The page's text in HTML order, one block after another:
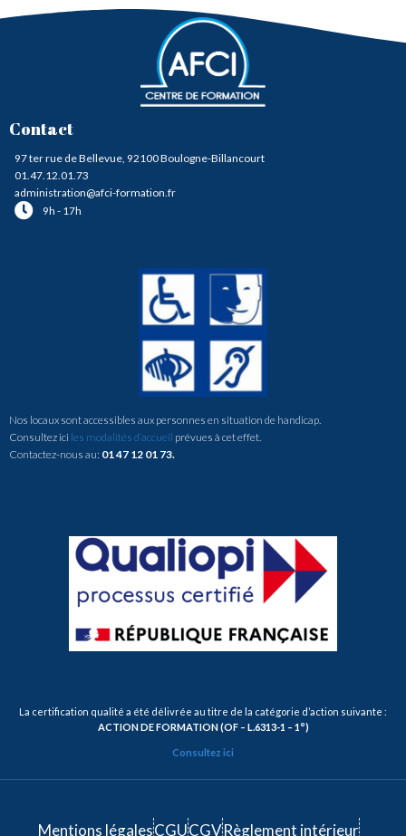
Contact
97 ter rue de Bellevue, 92100 Boulogne-Billancourt
01.47.12.01.73
administration@afci-formation.fr
9h - 17h
Nos locaux sont accessibles aux personnes en situation de handicap.
Consultez ici les modalités d’accueil prévues à cet effet.
Contactez-nous au: 01 47 12 01 73.
La certification qualité a été délivrée au titre de la catégorie d’action suivante :
ACTION DE FORMATION (OF – L.6313-1 – 1°)
Consultez ici
Mentions légalesCGUCGVRèglement intérieur